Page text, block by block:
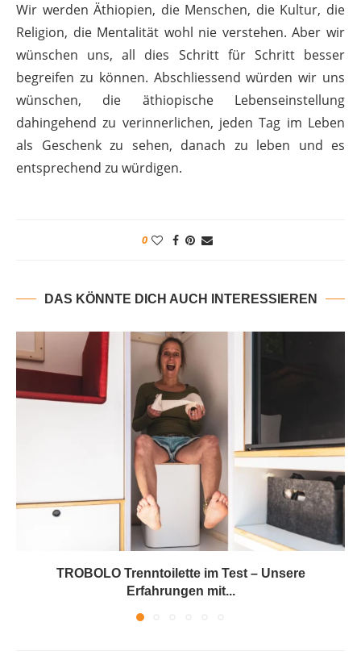
Wir werden Äthiopien, die Menschen, die Kultur, die
Religion, die Mentalität wohl nie verstehen. Aber wir
wünschen uns, all dies Schritt für Schritt besser
begreifen zu können. Abschliessend würden wir uns
wünschen, die äthiopische Lebenseinstellung
dahingehend zu verinnerlichen, jeden Tag im Leben
als Geschenk zu sehen, danach zu leben und es
entsprechend zu würdigen.
0
DAS KÖNNTE DICH AUCH INTERESSIEREN
TROBOLO Trenntoilette im Test – Unsere
Erfahrungen mit...